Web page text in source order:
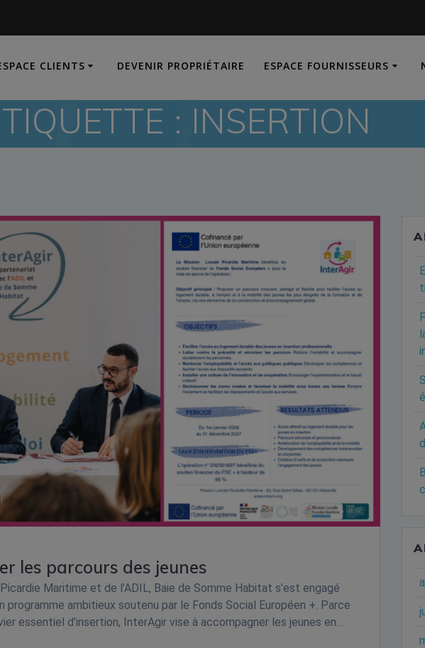
CLIENTS DEVENIR PROPRIÉTAIRE ESPACE FOURNISSEURS
: INSERTION
les parcours des jeunes
Maritime et de l’ADIL, Baie de Somme Habitat s’est engagé
programme ambitieux soutenu par le Fonds Social Européen +. Parce
essentiel d’insertion, InterAgir vise à accompagner les jeunes en…